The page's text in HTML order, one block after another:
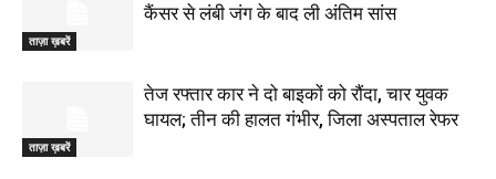
ताज़ा ख़बरें
कैंसर से लंबी जंग के बाद ली अंतिम सांस
ताज़ा ख़बरें
तेज रफ्तार कार ने दो बाइकों को रौंदा, चार युवक
घायल; तीन की हालत गंभीर, जिला अस्पताल रेफर